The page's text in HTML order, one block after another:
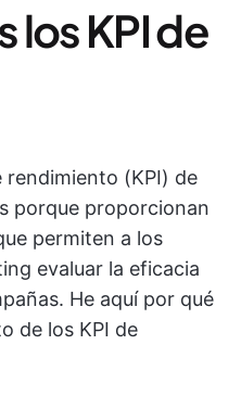
KPI de
rendimiento (KPI) de
porque proporcionan
permiten a los
evaluar la eficacia
He aquí por qué
de los KPI de